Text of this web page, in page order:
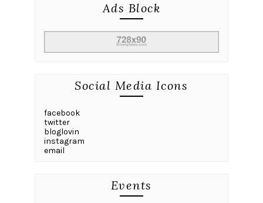
Ads Block
Social Media Icons
facebook
twitter
bloglovin
instagram
email
Events